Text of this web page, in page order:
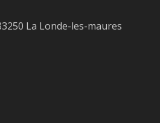
La Londe-les-maures